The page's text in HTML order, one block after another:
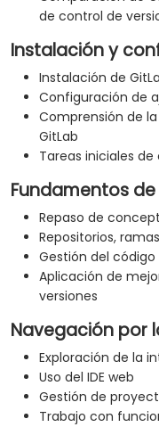
de control de
Instalación y
Instalación de
Configuración de
Comprensión de
GitLab
Tareas iniciales
Fundamentos
Repaso de
Repositorios,
Gestión del
Aplicación de
versiones
Navegación por
Exploración de la
Uso del IDE web
Gestión de
Trabajo con